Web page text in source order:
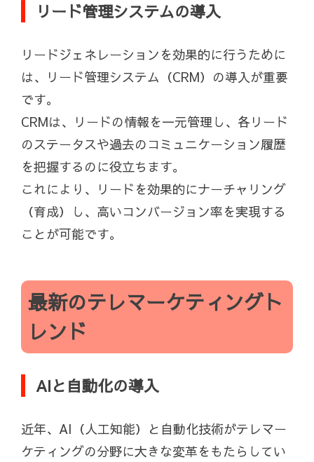
リード管理システムの導入
リードジェネレーションを効果的に行うために
は、リード管理システム（CRM）の導入が重要
です。
CRMは、リードの情報を一元管理し、各リード
のステータスや過去のコミュニケーション履歴
を把握するのに役立ちます。
これにより、リードを効果的にナーチャリング
（育成）し、高いコンバージョン率を実現する
ことが可能です。
最新のテレマーケティングト
レンド
AIと自動化の導入
近年、AI（人工知能）と自動化技術がテレマー
ケティングの分野に大きな変革をもたらしてい